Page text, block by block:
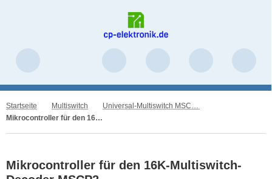
Startseite Multiswitch
Universal-Multiswitch MSCP2
Mikrocontroller für den 16K-Multiswitch-Decoder MSCP2
Mikrocontroller für den 16K-Multiswitch-